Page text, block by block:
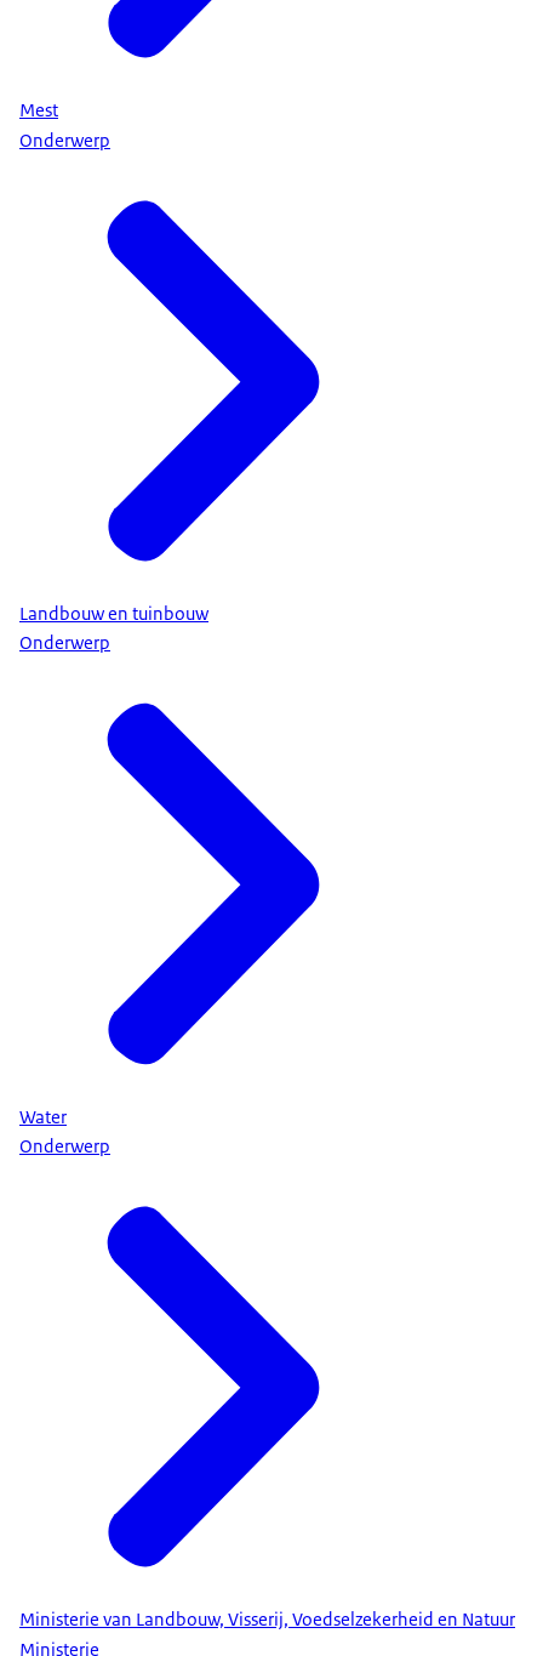
Mest
Onderwerp
Landbouw en tuinbouw
Onderwerp
Water
Onderwerp
Ministerie van Landbouw, Visserij, Voedselzekerheid en Natuur
Ministerie